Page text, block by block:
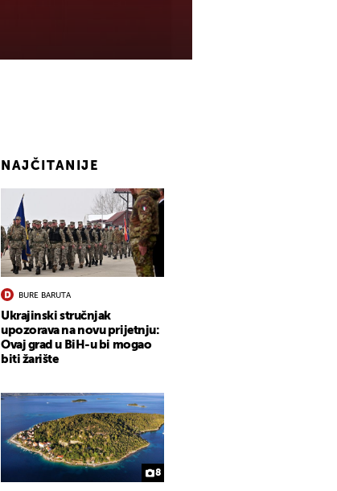
NAJČITANIJE
BURE BARUTA
Ukrajinski stručnjak
upozorava na novu prijetnju:
Ovaj grad u BiH-u bi mogao
biti žarište
8